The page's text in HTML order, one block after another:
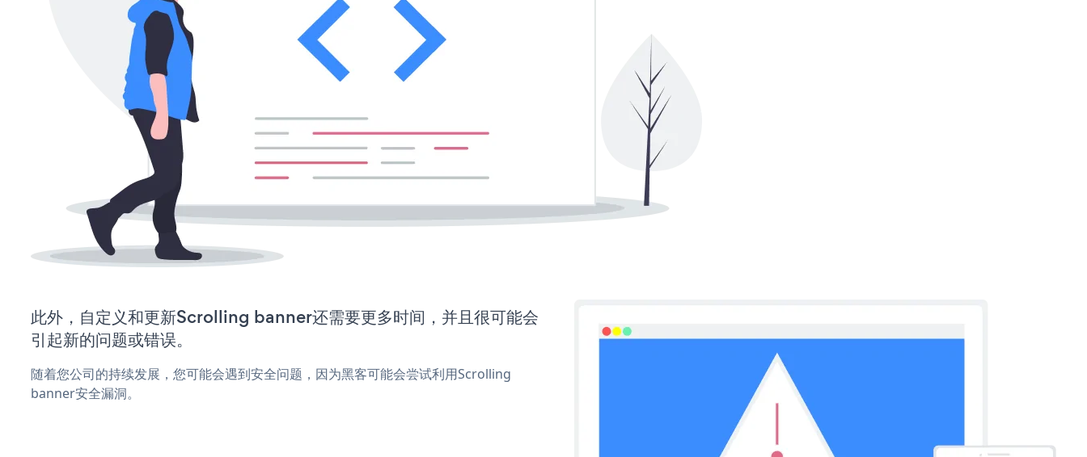
此外，自定义和更新Scrolling banner还需要更多时间，并且很可能会
引起新的问题或错误。
随着您公司的持续发展，您可能会遇到安全问题，因为黑客可能会尝试利用Scrolling
banner安全漏洞。